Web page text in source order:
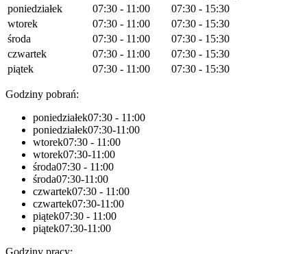
poniedziałek
07:30 - 11:00
07:30 - 15:30
wtorek
07:30 - 11:00
07:30 - 15:30
środa
07:30 - 11:00
07:30 - 15:30
czwartek
07:30 - 11:00
07:30 - 15:30
piątek
07:30 - 11:00 07:30 - 15:30
Godziny pobrań:
poniedziałek07:30 - 11:00
poniedziałek07:30-11:00
wtorek07:30 - 11:00
wtorek07:30-11:00
środa07:30 - 11:00
środa07:30-11:00
czwartek07:30 - 11:00
czwartek07:30-11:00
piątek07:30 - 11:00
piątek07:30-11:00
Godziny pracy: